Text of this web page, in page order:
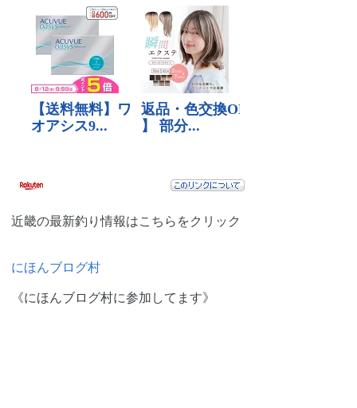
近畿の最新釣り情報はこちらをクリック
にほんブログ村
《にほんブログ村に参加してます》